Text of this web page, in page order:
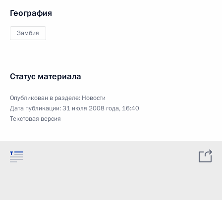
География
Замбия
Статус материала
Опубликован в разделе: Новости
Дата публикации:31 июля 2008 года, 16:40
Текстовая версия